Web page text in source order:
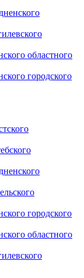
областного
городского
городского
областного